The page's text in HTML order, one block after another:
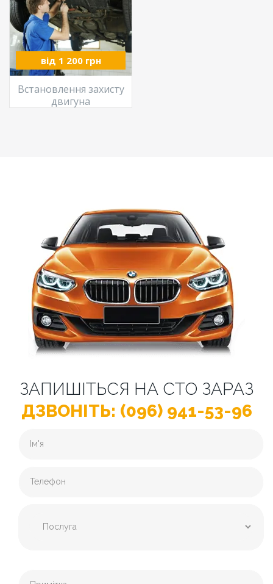
від 1 200 грн
Встановлення захисту
двигуна
ЗАПИШІТЬСЯ НА СТО ЗАРАЗ
ДЗВОНІТЬ: (096) 941-53-96